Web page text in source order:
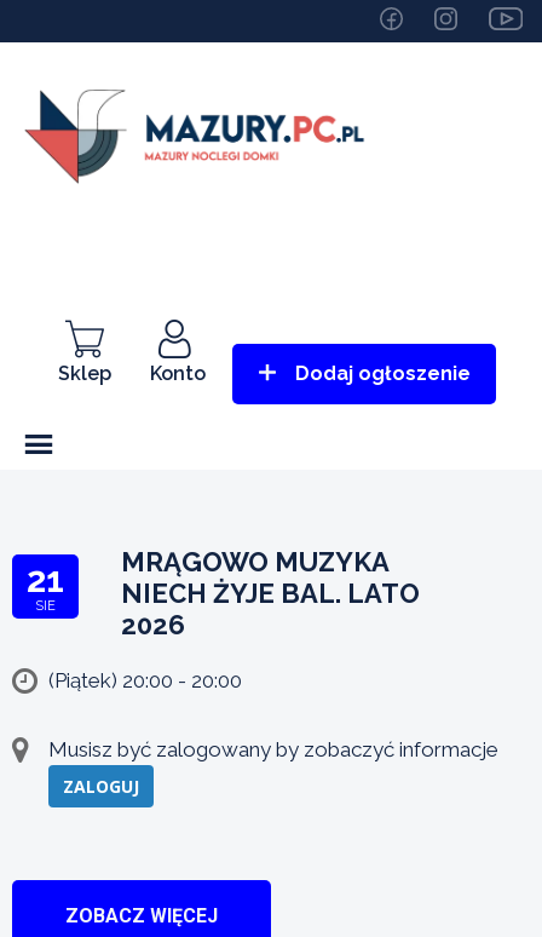
Sklep Konto Dodaj ogłoszenie
21
SIE
MRĄGOWO MUZYKA
NIECH ŻYJE BAL. LATO
2026
(Piątek) 20:00 - 20:00
Musisz być zalogowany by zobaczyć informacje
ZALOGUJ
ZOBACZ WIĘCEJ